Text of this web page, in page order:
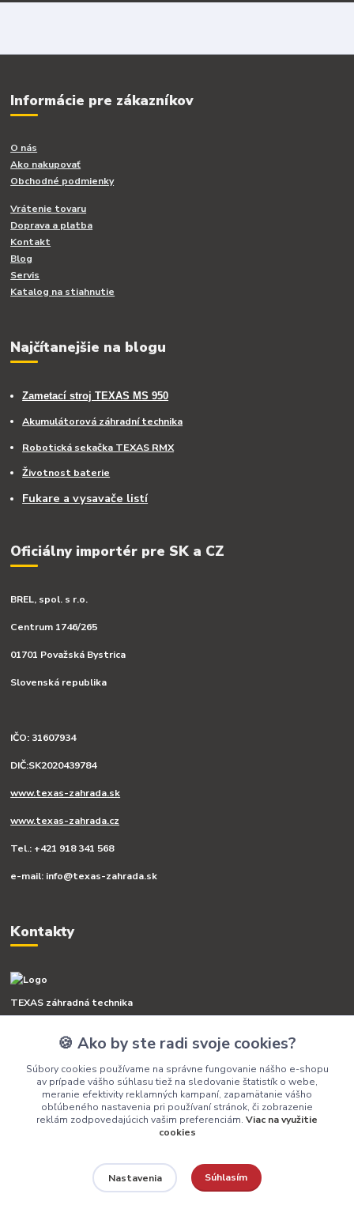
Informácie pre zákazníkov
O nás
Ako nakupovať
Obchodné podmienky
Vrátenie tovaru
Doprava a platba
Kontakt
Blog
Servis
Katalog na stiahnutie
Najčítanejšie na blogu
Zametací stroj TEXAS MS 950
Akumulátorová záhradní technika
Robotická sekačka TEXAS RMX
Životnost baterie
Fukare a vysavače listí
Oficiálny importér pre SK a CZ
BREL, spol. s r.o.
Centrum 1746/265
01701 Považská Bystrica
Slovenská republika
IČO: 31607934
DIČ:SK2020439784
www.texas-zahrada.sk
www.texas-zahrada.cz
Tel.: +421 918 341 568
e-mail: info@texas-zahrada.sk
Kontakty
TEXAS záhradná technika
+421 918 341 568
info@texas-zahrada.sk
BREL spol. s r. o.
🍪 Ako by ste radi svoje cookies?
Súbory cookies používame na správne fungovanie nášho e-shopu
av prípade vášho súhlasu tiež na sledovanie štatistík o webe,
meranie efektivity reklamných kampaní, zapamätanie vášho
obľúbeného nastavenia pri používaní stránok, či zobrazenie
reklám zodpovedajúcich vašim preferenciám. Viac na využitie
cookies
Nastavenia Súhlasím